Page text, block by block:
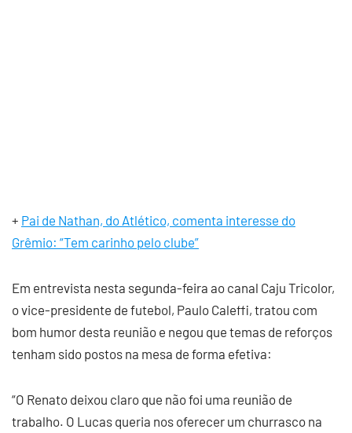
+ Pai de Nathan, do Atlético, comenta interesse do
Grêmio: “Tem carinho pelo clube”
Em entrevista nesta segunda-feira ao canal Caju Tricolor,
o vice-presidente de futebol, Paulo Caleffi, tratou com
bom humor desta reunião e negou que temas de reforços
tenham sido postos na mesa de forma efetiva:
“O Renato deixou claro que não foi uma reunião de
trabalho. O Lucas queria nos oferecer um churrasco na